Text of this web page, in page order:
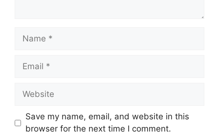
Name
Email
Website
Save my name, email, and website in this
browser for the next time I comment.